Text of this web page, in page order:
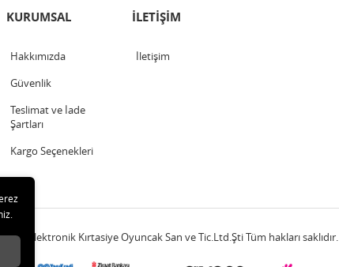
KURUMSAL
Hakkımızda
Güvenlik
Teslimat ve İade
Şartları
Kargo Seçenekleri
İLETİŞİM
İletişim
Elektronik Kırtasiye Oyuncak San ve Tic.Ltd.Şti Tüm hakları saklıdır.